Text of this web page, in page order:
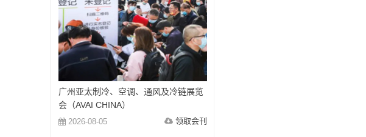
广州亚太制冷、空调、通风及冷链展览
会（AVAI CHINA）
2026-08-05 领取会刊